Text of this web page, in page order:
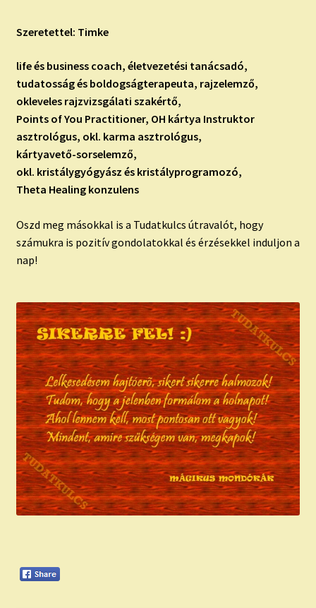
Szeretettel: Timke
life és business coach, életvezetési tanácsadó,
tudatosság és boldogságterapeuta, rajzelemző,
okleveles rajzvizsgálati szakértő,
Points of You Practitioner, OH kártya Instruktor
asztrológus, okl. karma asztrológus,
kártyavető-sorselemző,
okl. kristálygyógyász és kristályprogramozó,
Theta Healing konzulens
Oszd meg másokkal is a Tudatkulcs útravalót, hogy
számukra is pozitív gondolatokkal és érzésekkel induljon a
nap!